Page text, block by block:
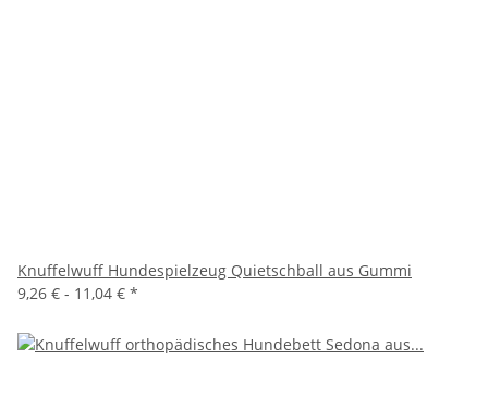
Knuffelwuff Hundespielzeug Quietschball aus Gummi
9,26 € - 11,04 € *